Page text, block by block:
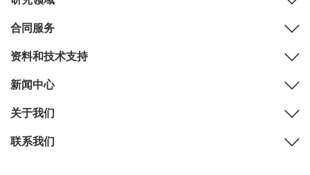
合同服务
资料和技术支持
新闻中心
关于我们
联系我们